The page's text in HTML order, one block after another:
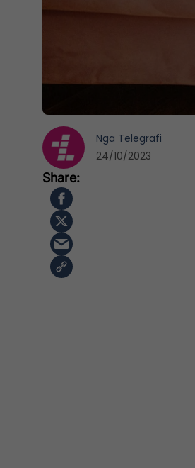
Nga Telegrafi
24/10/2023